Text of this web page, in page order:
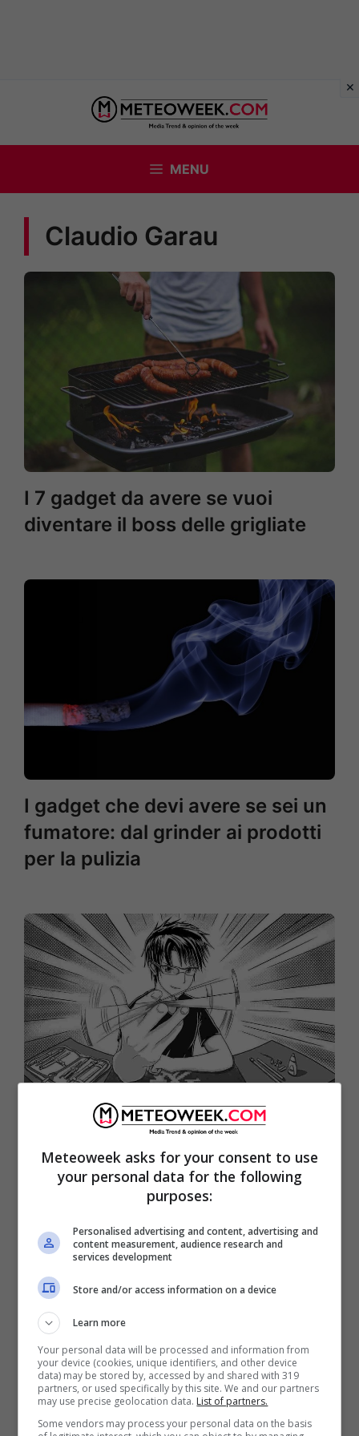
contenuto
MENU
Claudio Garau
I 7 gadget da avere se vuoi
diventare il boss delle grigliate
I gadget che devi avere se sei un
fumatore: dal grinder ai prodotti
per la pulizia
I gadget che ogni amante dei
fumetti deve avere
Meteoweek asks for your consent to use
your personal data for the following
purposes:
Personalised advertising and content, advertising and
content measurement, audience research and
services development
Store and/or access information on a device
Learn more
Your personal data will be processed and information from
your device (cookies, unique identifiers, and other device
data) may be stored by, accessed by and shared with 319
partners, or used specifically by this site. We and our partners
may use precise geolocation data. List of partners.
Some vendors may process your personal data on the basis